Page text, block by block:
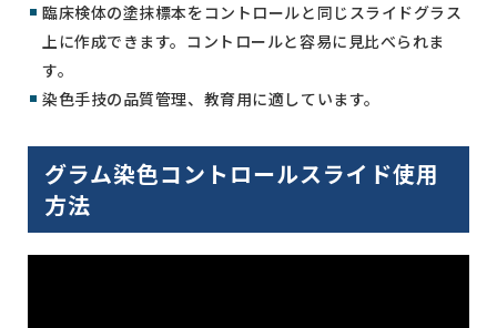
臨床検体の塗抹標本をコントロールと同じスライドグラス
上に作成できます。コントロールと容易に見比べられま
す。
染色手技の品質管理、教育用に適しています。
グラム染色コントロールスライド使用
方法